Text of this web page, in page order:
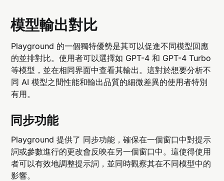
模型輸出對比
Playground 的一個獨特優勢是其可以促進不同模型回應
的並排對比。使用者可以選擇如 GPT-4 和 GPT-4 Turbo
等模型，並在相同界面中查看其輸出。這對於想要分析不
同 AI 模型之間性能和輸出品質的細微差異的使用者特別
有用。
同步功能
Playground 提供了 同步功能，確保在一個窗口中對提示
詞或參數進行的更改會反映在另一個窗口中。這使得使用
者可以有效地調整提示詞，並同時觀察其在不同模型中的
影響。